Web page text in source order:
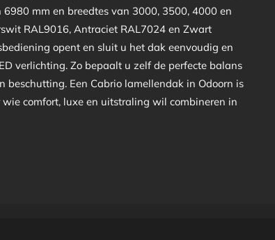
mm en breedtes van 3000, 3500, 4000 en
RAL9016, Antraciet RAL7024 en Zwart
opent en sluit u het dak eenvoudig en
verlichting. Zo bepaalt u zelf de perfecte balans
beschutting. Een Cabrio lamellendak in Odoorn is
comfort, luxe en uitstraling wil combineren in